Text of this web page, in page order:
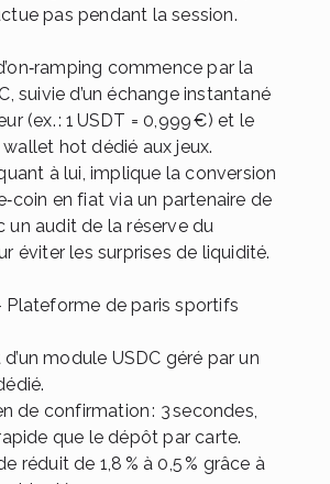
pas pendant la session.
commence par la
suivie d’un échange instantané
(ex. : 1 USDT = 0,999 €) et le
hot dédié aux jeux.
à lui, implique la conversion
en fiat via un partenaire de
un audit de la réserve du
éviter les surprises de liquidité.
Plateforme de paris sportifs
module USDC géré par un
de confirmation : 3 secondes,
que le dépôt par carte.
réduit de 1,8 % à 0,5 % grâce à